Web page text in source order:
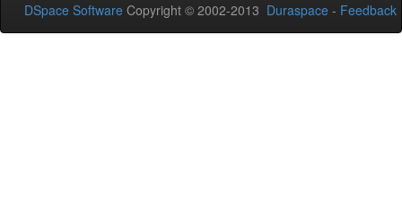
DSpace Software Copyright © 2002-2013 Duraspace - Feedback